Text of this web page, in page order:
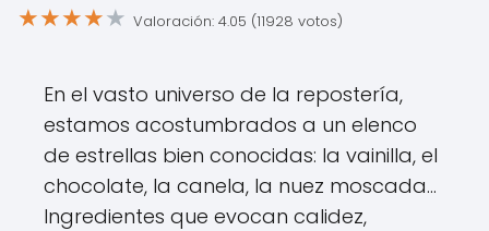
★★★★★ Valoración: 4.05 (11928 votos)
En el vasto universo de la repostería,
estamos acostumbrados a un elenco
de estrellas bien conocidas: la vainilla, el
chocolate, la canela, la nuez moscada...
Ingredientes que evocan calidez,